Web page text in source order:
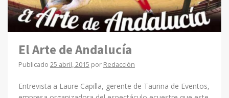
El Arte de Andalucía
Publicado 25 abril, 2015 por Redacción
Entrevista a Laure Capilla, gerente de Taurina de Eventos,